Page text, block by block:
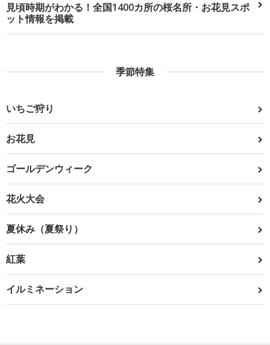
見頃時期がわかる！全国1400カ所の桜名所・お花見スポ
ット情報を掲載
季節特集
いちご狩り
お花見
ゴールデンウィーク
花火大会
夏休み（夏祭り）
紅葉
イルミネーション